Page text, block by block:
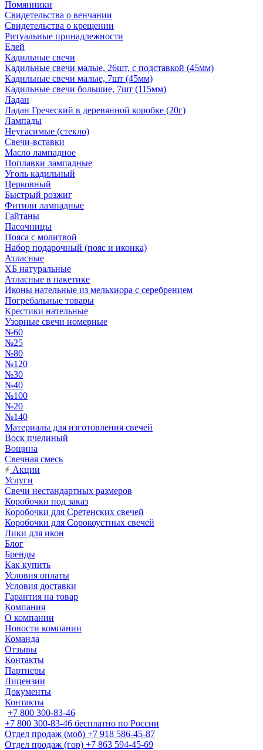
Помянники
Свидетельства о венчании
Свидетельства о крещении
Ритуальные принадлежности
Елей
Кадильные свечи
Кадильные свечи малые, 26шт, с подставкой (45мм)
Кадильные свечи малые, 7шт (45мм)
Кадильные свечи большие, 7шт (115мм)
Ладан
Ладан Греческий в деревянной коробке (20г)
Лампады
Неугасимые (стекло)
Свечи-вставки
Масло лампадное
Поплавки лампадные
Уголь кадильный
Церковный
Быстрый розжиг
Фитили лампадные
Гайтаны
Пасочницы
Пояса с молитвой
Набор подарочный (пояс и иконка)
Атласные
ХБ натуральные
Атласные в пакетике
Иконы нательные из мельхиора с серебрением
Погребальные товары
Крестики нательные
Узорные свечи номерные
№60
№25
№80
№120
№30
№40
№100
№20
№140
Материалы для изготовления свечей
Воск пчелиный
Вощина
Свечная смесь
Акции
Услуги
Свечи нестандартных размеров
Коробочки под заказ
Коробочки для Сретенских свечей
Коробочки для Сорокоустных свечей
Лики для икон
Блог
Бренды
Как купить
Условия оплаты
Условия доставки
Гарантия на товар
Компания
О компании
Новости компании
Команда
Отзывы
Контакты
Партнеры
Лицензии
Документы
Контакты
+7 800 300-83-46
+7 800 300-83-46 бесплатно по России
Отдел продаж (моб) +7 918 586-45-87
Отдел продаж (гор) +7 863 594-45-69